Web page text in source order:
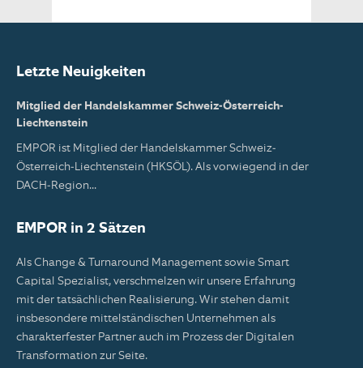
Letzte Neuigkeiten
Mitglied der Handelskammer Schweiz-Österreich-
Liechtenstein
EMPOR ist Mitglied der Handelskammer Schweiz-
Österreich-Liechtenstein (HKSÖL). Als vorwiegend in der
DACH-Region...
EMPOR in 2 Sätzen
Als Change & Turnaround Management sowie Smart
Capital Spezialist, verschmelzen wir unsere Erfahrung
mit der tatsächlichen Realisierung. Wir stehen damit
insbesondere mittelständischen Unternehmen als
charakterfester Partner auch im Prozess der Digitalen
Transformation zur Seite.